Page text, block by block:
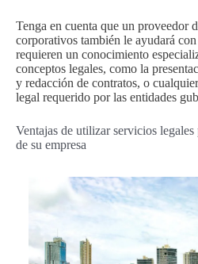
Tenga en cuenta que un proveedor
corporativos también le ayudará con
requieren un conocimiento
conceptos legales, como la
y redacción de contratos, o
legal requerido por las entidades
Ventajas de utilizar servicios legales
de su empresa